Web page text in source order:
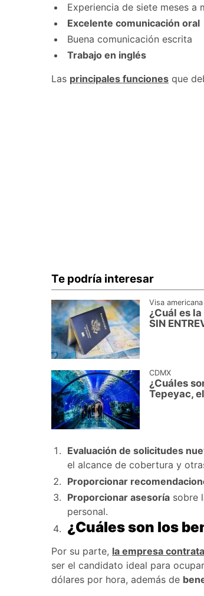
Experiencia de siete meses a
Excelente comunicación oral
Buena comunicación escrita
Trabajo en inglés
Las principales funciones que
Te podría interesar
Visa americana
¿Cuál es
SIN
CDMX
¿Cuáles
Tepeyac,
Evaluación de solicitudes
el alcance de cobertura y
Proporcionar
Proporcionar asesoría sobre
personal.
¿Cuáles son los
Por su parte, la empresa
ser el candidato ideal para
dólares por hora, además de